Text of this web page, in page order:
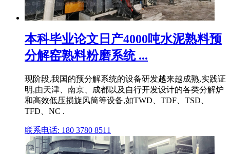
本科毕业论文日产4000吨水泥熟料预
分解窑熟料粉磨系统 ...
现阶段,我国的预分解系统的设备研发越来越成熟,实践证
明,由天津、南京、成都以及自行开发设计的各类分解炉
和高效低压损旋风筒等设备,如TWD、TDF、TSD、
TFD、NC .
联系电话: 180 3780 8511